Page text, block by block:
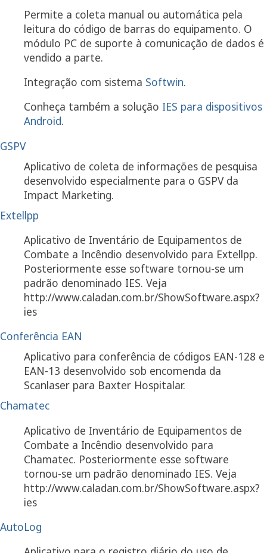
Permite a coleta manual ou automática pela
leitura do código de barras do equipamento. O
módulo PC de suporte à comunicação de dados é
vendido a parte.
Integração com sistema Softwin.
Conheça também a solução IES para dispositivos
Android.
GSPV
Aplicativo de coleta de informações de pesquisa
desenvolvido especialmente para o GSPV da
Impact Marketing.
Extellpp
Aplicativo de Inventário de Equipamentos de
Combate a Incêndio desenvolvido para Extellpp.
Posteriormente esse software tornou-se um
padrão denominado IES. Veja
http://www.caladan.com.br/ShowSoftware.aspx?
ies
Conferência EAN
Aplicativo para conferência de códigos EAN-128 e
EAN-13 desenvolvido sob encomenda da
Scanlaser para Baxter Hospitalar.
Chamatec
Aplicativo de Inventário de Equipamentos de
Combate a Incêndio desenvolvido para
Chamatec. Posteriormente esse software
tornou-se um padrão denominado IES. Veja
http://www.caladan.com.br/ShowSoftware.aspx?
ies
AutoLog